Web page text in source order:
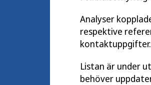
Analyser
respektive
kontaktuppgifter.
Listan är under
behöver